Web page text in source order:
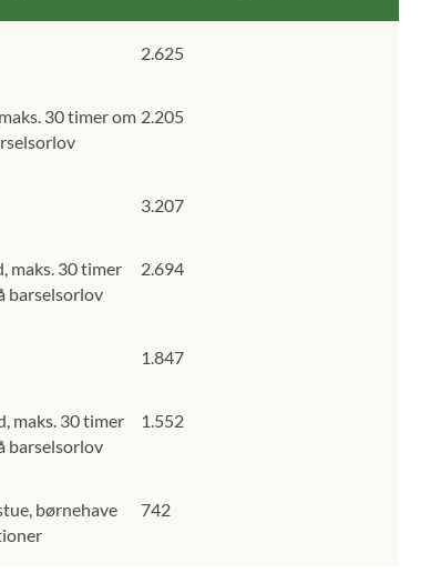
2.625
30 timer om 2.205
3.207
maks. 30 timer
barselsorlov
2.694
1.847
maks. 30 timer
barselsorlov
1.552
børnehave
742